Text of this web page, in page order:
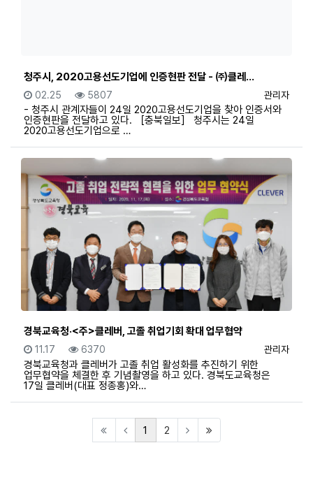
청주시, 2020고용선도기업에 인증현판 전달 - ㈜클레…
등록자
관리자
등록일
02.25 조회
5807
- 청주시 관계자들이 24일 2020고용선도기업을 찾아 인증서와
인증현판을 전달하고 있다. ［충북일보］ 청주시는 24일
2020고용선도기업으로 …
경북교육청·<주>클레버, 고졸 취업기회 확대 업무협약
등록자
관리자
등록일
11.17 조회
6370
경북교육청과 클레버가 고졸 취업 활성화를 추진하기 위한
업무협약을 체결한 후 기념촬영을 하고 있다. 경북도교육청은
17일 클레버(대표 정종홍)와…
1 (current)
2 (last)